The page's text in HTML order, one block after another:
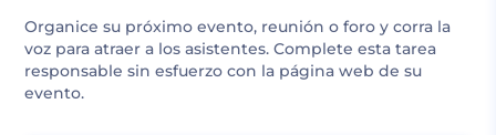
Organice su próximo evento, reunión o foro y corra la
voz para atraer a los asistentes. Complete esta tarea
responsable sin esfuerzo con la página web de su
evento.